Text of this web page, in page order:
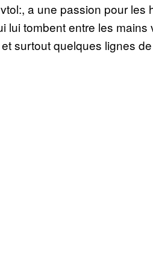
a une passion pour les
lui tombent entre les
surtout quelques lignes